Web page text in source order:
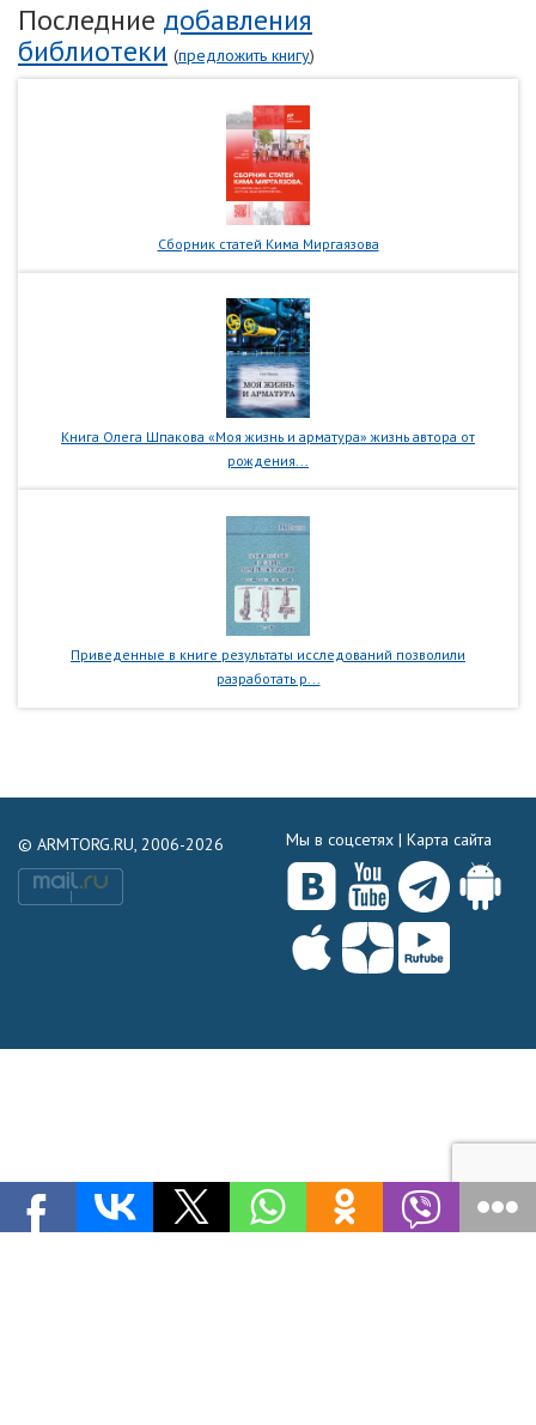
Последние добавления
библиотеки (предложить книгу)
Сборник статей Кима Миргаязова
Книга Олега Шпакова «Моя жизнь и арматура» жизнь автора от
рождения...
Приведенные в книге результаты исследований позволили
разработать р...
© ARMTORG.RU, 2006-2026 Мы в соцсетях | Карта сайта